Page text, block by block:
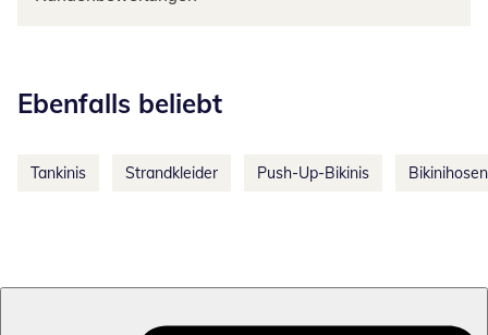
Ebenfalls beliebt
Tankinis Strandkleider Push-Up-Bikinis Bikinihosen